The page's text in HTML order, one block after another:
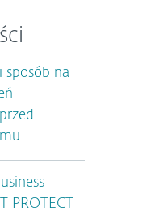
sposób na
PROTECT